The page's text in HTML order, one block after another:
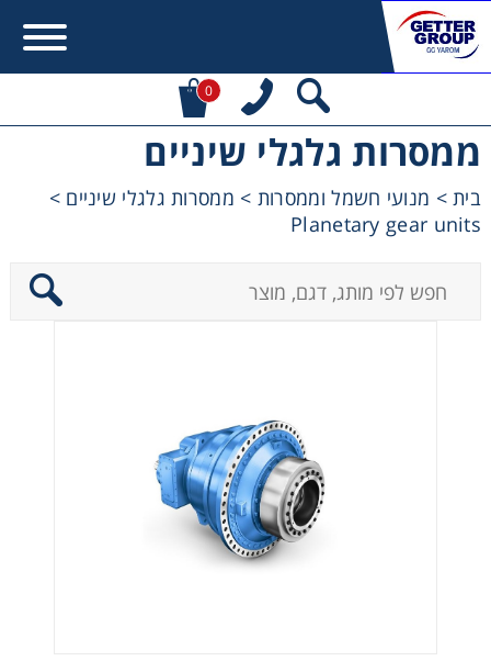
0
ממסרות גלגלי שיניים
בית> מנועי חשמל וממסרות > ממסרות גלגלי שיניים >
Planetary gear units
Contact form not found.
מעונין לקבל הצעת מחיר או מידע עבור:
מקשרים, מצמדים ובלמים
שרשראות, גלגלי שרשרת וגלגלי שיניים
רצועות וי, רצועות תזמון וגלגלים